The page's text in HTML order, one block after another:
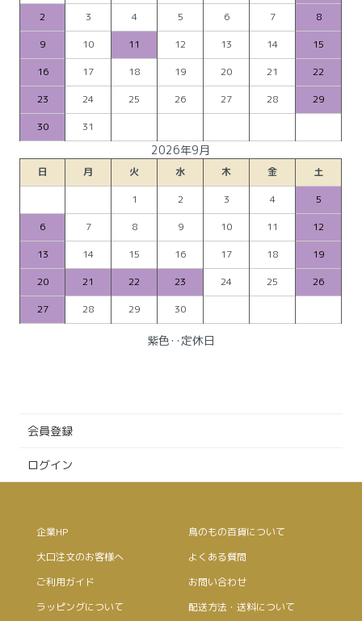
2
3 4 5 6 7
8
9
10 11 12 13 14
15
16
17 18 19 20 21
22
23
24 25 26 27 28
29
30
31
2026年9月
日 月 火 水 木 金
土
1
2 3 4
5
6
7 8 9 10 11
12
13
14 15 16 17 18
19
20
21 22 23 24 25
26
27
28 29 30
紫色‥定休日
会員登録
ログイン
企業HP
鳥のもの百貨について
大口注文のお客様へ
よくある質問
ご利用ガイド
お問い合わせ
ラッピングについて
配送方法・送料について